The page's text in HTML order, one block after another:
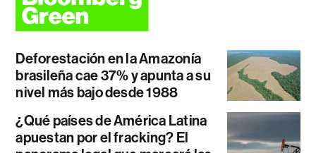
Deforestación en la Amazonía
brasileña cae 37% y apunta a su
nivel más bajo desde 1988
¿Qué países de América Latina
apuestan por el fracking? El